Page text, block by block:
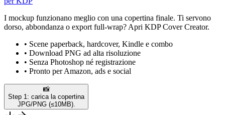
I mockup funzionano meglio con una copertina finale. Ti servono
dorso, abbondanza o export full-wrap? Apri KDP Cover Creator.
• Scene paperback, hardcover, Kindle e combo
• Download PNG ad alta risoluzione
• Senza Photoshop né registrazione
• Pronto per Amazon, ads e social
📸
Step 1: carica la copertina
JPG/PNG (≤10MB).